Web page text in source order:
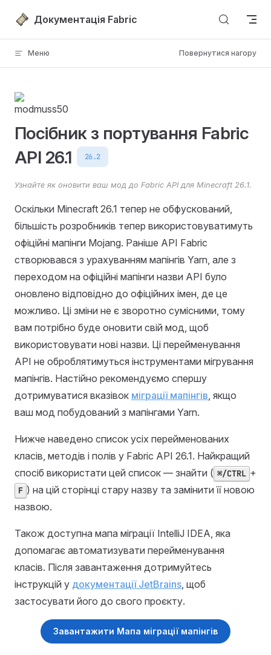
Перейти до вмісту
Документація Fabric
Меню Повернутися нагору
Посібник з портування Fabric
API 26.1
26.2
Узнайте як оновити ваш мод до Fabric API для Minecraft 26.1.
Оскільки Minecraft 26.1 тепер не обфускований,
більшість розробників тепер використовуватимуть
офіційні мапінги Mojang. Раніше API Fabric
створювався з урахуванням мапінгів Yarn, але з
переходом на офіційні мапінги назви API було
оновлено відповідно до офіційних імен, де це
можливо. Ці зміни не є зворотно сумісними, тому
вам потрібно буде оновити свій мод, щоб
використовувати нові назви. Ці перейменування
API не оброблятимуться інструментами мігрування
мапінгів. Настійно рекомендуємо спершу
дотримуватися вказівок міграції мапінгів, якщо
ваш мод побудований з мапінгами Yarn.
Нижче наведено список усіх перейменованих
класів, методів і полів у Fabric API 26.1. Найкращий
спосіб використати цей список — знайти ( ⌘/CTRL +
F ) на цій сторінці стару назву та замінити її новою
назвою.
Також доступна мапа міграції IntelliJ IDEA, яка
допомагає автоматизувати перейменування
класів. Після завантаження дотримуйтесь
інструкцій у документації JetBrains, щоб
застосувати його до свого проєкту.
Завантажити Мапа міграції мапінгів